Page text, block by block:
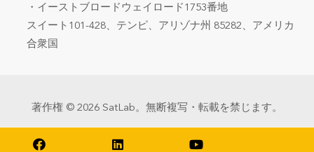
・イーストブロードウェイロード1753番地
スイート101-428、テンピ、アリゾナ州 85282、アメリカ
合衆国
著作権 © 2026 SatLab。無断複写・転載を禁じます。